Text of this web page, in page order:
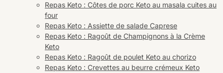
Repas Keto : Côtes de porc Keto au masala cuites au
four
Repas Keto : Assiette de salade Caprese
Repas Keto : Ragoût de Champignons à la Crème
Keto
Repas Keto : Ragoût de poulet Keto au chorizo
Repas Keto : Crevettes au beurre crémeux Keto